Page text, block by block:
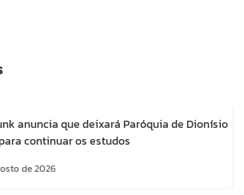
anuncia que deixará Paróquia de Dionísio
continuar os estudos
de 2026